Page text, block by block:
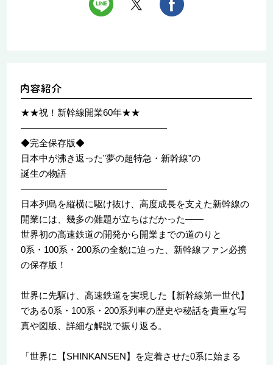
★★祝！新幹線開業60年★★
――――――――――――――――
◆完全保存版◆
日本中が沸き返った”夢の超特急・新幹線”の
誕生の物語
――――――――――――――――
日本列島を縦横に駆け抜け、高度成長を支えた新幹線の
開業には、幾多の難題が立ちはだかった――
世界初の高速鉄道の開発から開業までの道のりと
0系・100系・200系の全貌に迫った、新幹線ファン必携
の保存版！
世界に先駆け、高速鉄道を実現した【新幹線第一世代】
である0系・100系・200系列車の歴史や秘話を貴重な写
真や図版、詳細な解説で振り返る。
「世界に【SHINKANSEN】を定着させた0系に始まる